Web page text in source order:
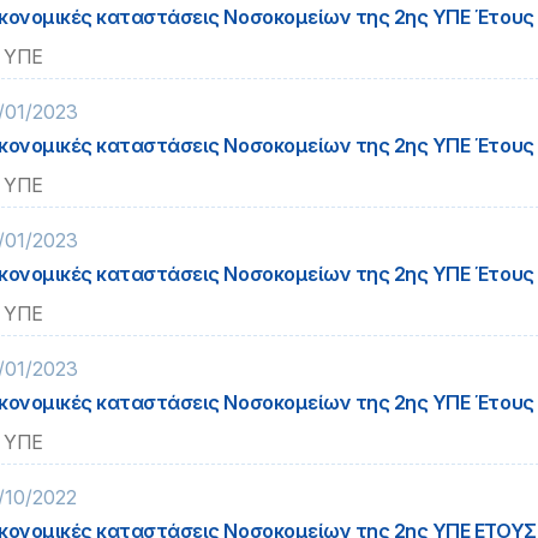
καταστάσεις Νοσοκομείων της 2ης ΥΠΕ Έτους
ΥΠΕ
01/2023
καταστάσεις Νοσοκομείων της 2ης ΥΠΕ Έτους
ΥΠΕ
01/2023
καταστάσεις Νοσοκομείων της 2ης ΥΠΕ Έτους
ΥΠΕ
01/2023
καταστάσεις Νοσοκομείων της 2ης ΥΠΕ Έτους
ΥΠΕ
10/2022
καταστάσεις Νοσοκομείων της 2ης ΥΠΕ